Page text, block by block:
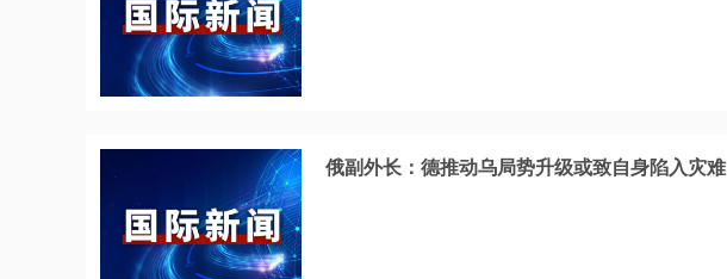
俄副外长：德推动乌局势升级或致自身陷入灾难